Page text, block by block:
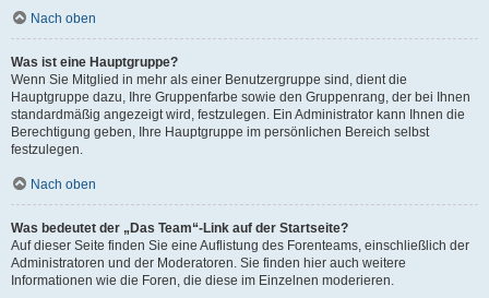
Nach oben
Was ist eine Hauptgruppe?
Wenn Sie Mitglied in mehr als einer Benutzergruppe sind, dient die
Hauptgruppe dazu, Ihre Gruppenfarbe sowie den Gruppenrang, der bei Ihnen
standardmäßig angezeigt wird, festzulegen. Ein Administrator kann Ihnen die
Berechtigung geben, Ihre Hauptgruppe im persönlichen Bereich selbst
festzulegen.
Nach oben
Was bedeutet der „Das Team“-Link auf der Startseite?
Auf dieser Seite finden Sie eine Auflistung des Forenteams, einschließlich der
Administratoren und der Moderatoren. Sie finden hier auch weitere
Informationen wie die Foren, die diese im Einzelnen moderieren.